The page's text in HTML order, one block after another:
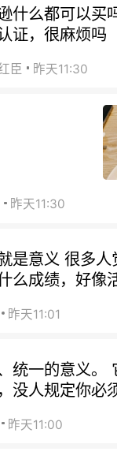
什么都可以买
证，很麻烦吗
臣 昨天11:30
昨天11:30
是意义 很多人
么成绩，好像
昨天11:01
统一的意义。
没人规定你必
昨天11:00